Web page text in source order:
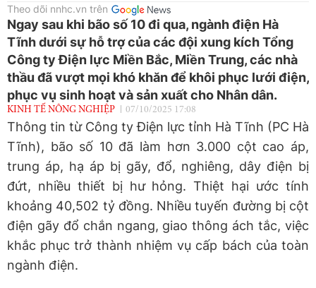
Theo dõi nnhc.vn trên
Ngay sau khi bão số 10 đi qua, ngành điện Hà
Tĩnh dưới sự hỗ trợ của các đội xung kích Tổng
Công ty Điện lực Miền Bắc, Miền Trung, các nhà
thầu đã vượt mọi khó khăn để khôi phục lưới điện,
phục vụ sinh hoạt và sản xuất cho Nhân dân.
KINH TẾ NÔNG NGHIỆP 07/10/2025 17:08
Thông tin từ Công ty Điện lực tỉnh Hà Tĩnh (PC Hà
Tĩnh), bão số 10 đã làm hơn 3.000 cột cao áp,
trung áp, hạ áp bị gãy, đổ, nghiêng, dây điện bị
đứt, nhiều thiết bị hư hỏng. Thiệt hại ước tính
khoảng 40,502 tỷ đồng. Nhiều tuyến đường bị cột
điện gãy đổ chắn ngang, giao thông ách tắc, việc
khắc phục trở thành nhiệm vụ cấp bách của toàn
ngành điện.